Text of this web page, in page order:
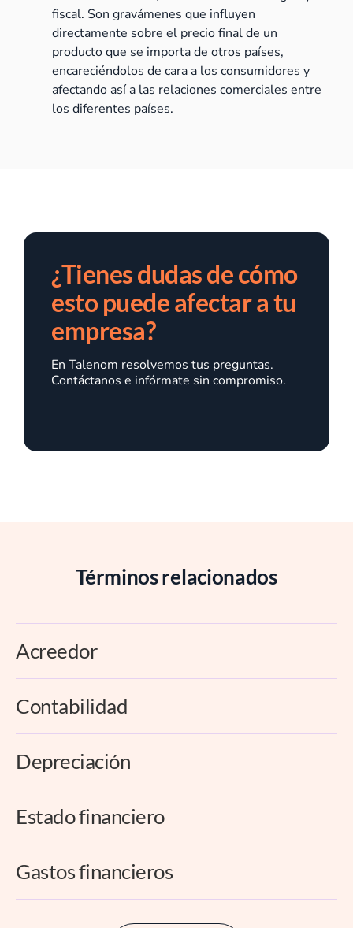
fiscal. Son gravámenes que influyen
directamente sobre el precio final de un
producto que se importa de otros países,
encareciéndolos de cara a los consumidores y
afectando así a las relaciones comerciales entre
los diferentes países.
¿Tienes dudas de cómo
esto puede afectar a tu
empresa?
En Talenom resolvemos tus preguntas.
Contáctanos e infórmate sin compromiso.
Términos relacionados
Acreedor
Contabilidad
Depreciación
Estado financiero
Gastos financieros